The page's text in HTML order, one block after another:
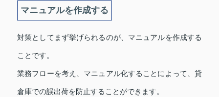
マニュアルを作成する
対策としてまず挙げられるのが、マニュアルを作成する
ことです。
業務フローを考え、マニュアル化することによって、貸
倉庫での誤出荷を防止することができます。